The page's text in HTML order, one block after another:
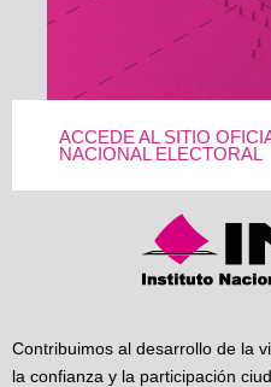
ACCEDE AL SITIO
NACIONAL ELECTORAL
Contribuimos al desarrollo de la
la confianza y la participación